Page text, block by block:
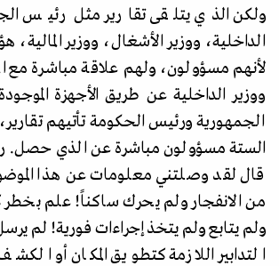
ولكن الذي يتلقى تقارير مثل رئيس
الداخلية، ووزير الأشغال، ووزير المالية،
لأنهم مسؤولون، ولهم علاقة مباشرة مع
ووزير الداخلية عن طريق الأجهزة
الجمهورية ورئيس الحكومة تأتيهم
الستة مسؤولون مباشرة عن الذي حصل.
قال لقد وصلتني معلومات عن هذا
من الانفجار ولم يحرك ساكناً! علم بخطر
ولم يتابع ولم يتخذ إجراءات فورية! لم
التدابير اللازمة كتطويق المكان أو